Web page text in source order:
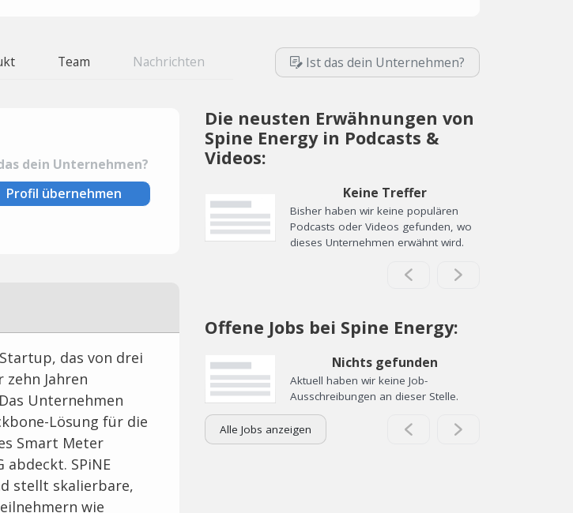
Team Nachrichten Ist das dein Unternehmen?
dein Unternehmen?
Profil übernehmen
das von drei
Jahren
Unternehmen
Lösung für die
Smart Meter
abdeckt. SPiNE
stellt skalierbare,
wie
Die neusten Erwähnungen von
Spine Energy in Podcasts &
Videos:
Keine Treffer
Bisher haben wir keine populären
Podcasts oder Videos gefunden, wo
dieses Unternehmen erwähnt wird.
Offene Jobs bei Spine Energy:
Nichts gefunden
Aktuell haben wir keine Job-
Ausschreibungen an dieser Stelle.
Alle Jobs anzeigen